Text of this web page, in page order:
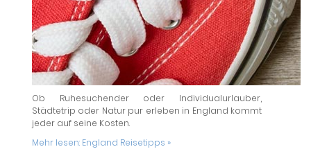
Ob Ruhesuchender oder Individualurlauber,
Städtetrip oder Natur pur erleben in England kommt
jeder auf seine Kosten.
Mehr lesen: England Reisetipps »